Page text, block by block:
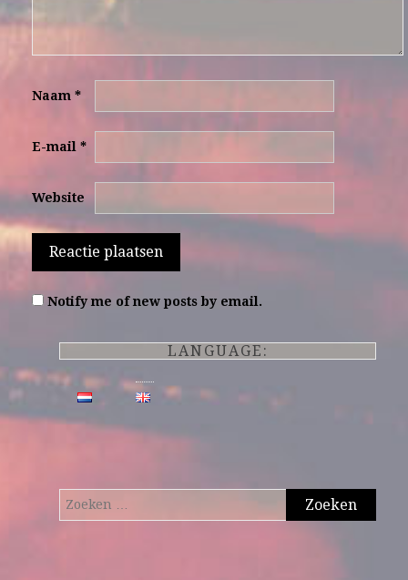
Naam *
E-mail *
Website
Notify me of new posts by email.
LANGUAGE:
Zoeken